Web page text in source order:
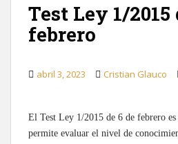
Test Ley 1/2015
febrero
abril 3, 2023 Cristian Glauco
El Test Ley 1/2015 de 6 de febrero
permite evaluar el nivel de